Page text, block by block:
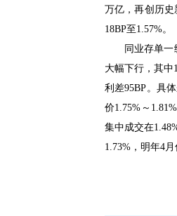
万亿，再创历
18BP至 1.57%。
同业存单一
大幅下行，其中
利差95BP。具
价1.75% ～ 1.81%
集中成交在
1.73% ，明年4